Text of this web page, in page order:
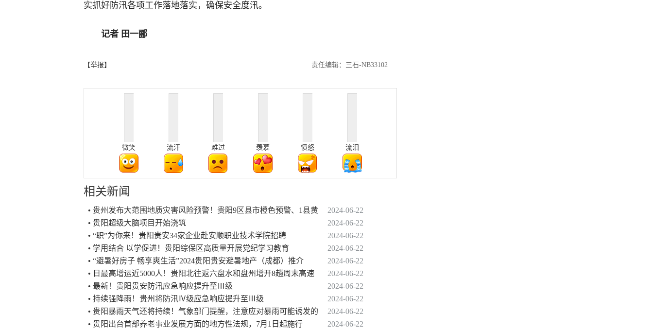
实抓好防汛各项工作落地落实，确保安全度汛。
记者 田一郦
【举报】 责任编辑：三石-NB33102
微笑 流汗 难过 羡慕 愤怒 流泪
相关新闻
• 贵州发布大范围地质灾害风险预警！贵阳9区县市橙色预警、1县黄
2024-06-22
• 贵阳超级大脑项目开始浇筑
2024-06-22
• “职”为你来！贵阳贵安34家企业赴安顺职业技术学院招聘
2024-06-22
• 学用结合 以学促进！贵阳综保区高质量开展党纪学习教育
2024-06-22
• “避暑好房子 畅享爽生活”2024贵阳贵安避暑地产（成都）推介
2024-06-22
• 日最高增运近5000人！贵阳北往返六盘水和盘州增开8趟周末高速
2024-06-22
• 最新！贵阳贵安防汛应急响应提升至Ⅲ级
2024-06-22
• 持续强降雨！贵州将防汛Ⅳ级应急响应提升至Ⅲ级
2024-06-22
• 贵阳暴雨天气还将持续！气象部门提醒，注意应对暴雨可能诱发的
2024-06-22
• 贵阳出台首部养老事业发展方面的地方性法规，7月1日起施行
2024-06-22